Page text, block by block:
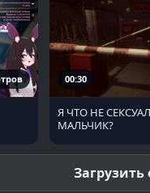
00:30
Я ЧТО НЕ
МАЛЬЧИК?